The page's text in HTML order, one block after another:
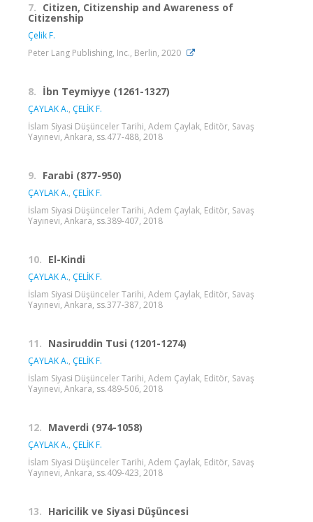
7. Citizen, Citizenship and Awareness of
Citizenship
Çelik F.
Peter Lang Publishing, Inc., Berlin, 2020
8. İbn Teymiyye (1261-1327)
ÇAYLAK A., ÇELİK F.
İslam Siyasi Düşünceler Tarihi, Adem Çaylak, Editör, Savaş
Yayınevi, Ankara, ss.477-488, 2018
9. Farabi (877-950)
ÇAYLAK A., ÇELİK F.
İslam Siyasi Düşünceler Tarihi, Adem Çaylak, Editör, Savaş
Yayınevi, Ankara, ss.389-407, 2018
10. El-Kindi
ÇAYLAK A., ÇELİK F.
İslam Siyasi Düşünceler Tarihi, Adem Çaylak, Editör, Savaş
Yayınevi, Ankara, ss.377-387, 2018
11. Nasiruddin Tusi (1201-1274)
ÇAYLAK A., ÇELİK F.
İslam Siyasi Düşünceler Tarihi, Adem Çaylak, Editör, Savaş
Yayınevi, Ankara, ss.489-506, 2018
12. Maverdi (974-1058)
ÇAYLAK A., ÇELİK F.
İslam Siyasi Düşünceler Tarihi, Adem Çaylak, Editör, Savaş
Yayınevi, Ankara, ss.409-423, 2018
13. Haricilik ve Siyasi Düşüncesi